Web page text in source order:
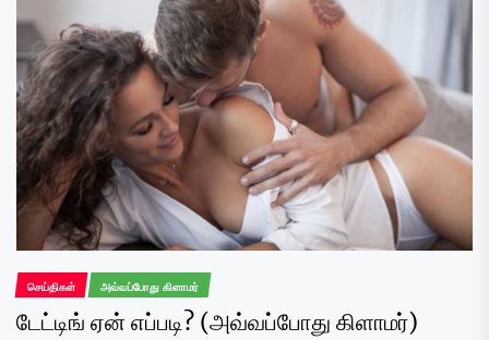
செய்திகள் அவ்வப்போது கிளாமர்
டேட்டிங் ஏன் எப்படி? (அவ்வப்போது கிளாமர்)